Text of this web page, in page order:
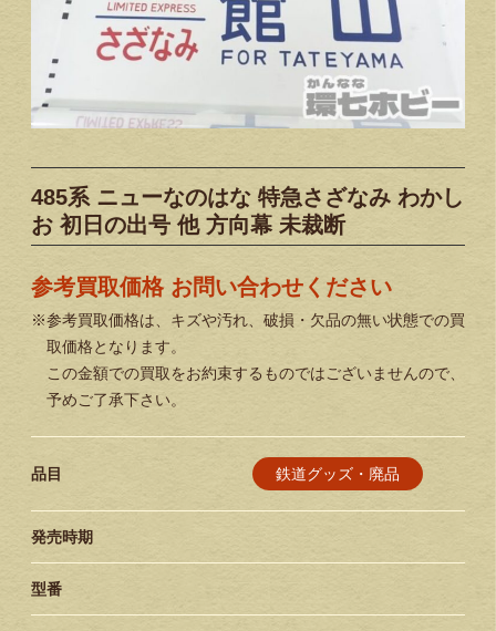
485系 ニューなのはな 特急さざなみ わかし
お 初日の出号 他 方向幕 未裁断
参考買取価格 お問い合わせください
※参考買取価格は、キズや汚れ、破損・欠品の無い状態での買
取価格となります。
この金額での買取をお約束するものではございませんので、
予めご了承下さい。
品目 鉄道グッズ・廃品
発売時期
型番